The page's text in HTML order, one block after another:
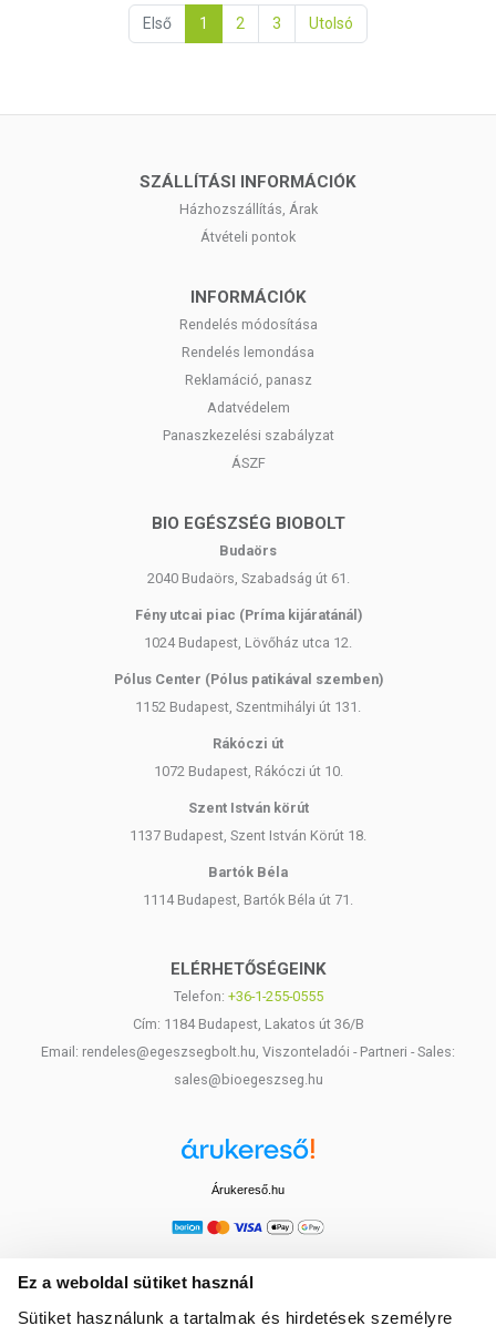
Ez a weboldal sütiket használ
Sütiket használunk a tartalmak és hirdetések személyre
Első 1 2 3 Utolsó
SZÁLLÍTÁSI INFORMÁCIÓK
Házhozszállítás, Árak
Átvételi pontok
INFORMÁCIÓK
Rendelés módosítása
Rendelés lemondása
Reklamáció, panasz
Adatvédelem
Panaszkezelési szabályzat
ÁSZF
BIO EGÉSZSÉG BIOBOLT
Budaörs
2040 Budaörs, Szabadság út 61.
Fény utcai piac (Príma kijáratánál)
1024 Budapest, Lövőház utca 12.
Pólus Center (Pólus patikával szemben)
1152 Budapest, Szentmihályi út 131.
Rákóczi út
1072 Budapest, Rákóczi út 10.
Szent István körút
1137 Budapest, Szent István Körút 18.
Bartók Béla
1114 Budapest, Bartók Béla út 71.
ELÉRHETŐSÉGEINK
Telefon: +36-1-255-0555
Cím: 1184 Budapest, Lakatos út 36/B
Email: rendeles@egeszsegbolt.hu, Viszonteladói - Partneri - Sales:
sales@bioegeszseg.hu
Árukereső.hu